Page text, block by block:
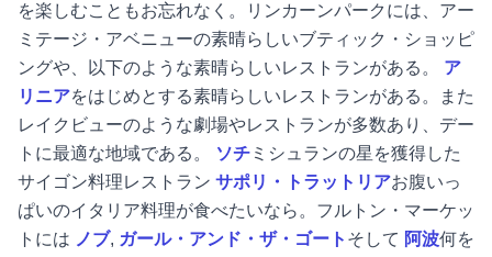
を楽しむこともお忘れなく。
リンカーンパーク には、アー
ミテージ・アベニューの素晴らしいブティック・ショッピ
ングや、以下のような素晴らしいレストランがある。 ア
リニアをはじめとする素晴らしいレストランがある。また
レイクビューのような劇場やレストランが多数あり、デー
トに最適な地域である。
ソチ ミシュランの星を獲得した
サイゴン料理レストラン サポリ・トラットリアお腹いっ
ぱいのイタリア料理が食べたいなら。 フルトン・マーケッ
ト には ノブ, ガール・アンド・ザ・ゴート そして 阿波何を